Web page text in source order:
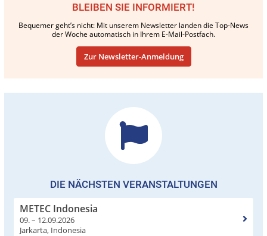
BLEIBEN SIE INFORMIERT!
Bequemer geht’s nicht: Mit unserem Newsletter landen die Top-News
der Woche automatisch in Ihrem E-Mail-Postfach.
Zur Newsletter-Anmeldung
DIE NÄCHSTEN VERANSTALTUNGEN
METEC Indonesia
09. – 12.09.2026
Jarkarta, Indonesia